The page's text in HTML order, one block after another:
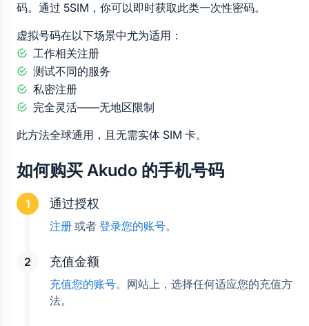
码。通过 5SIM，你可以即时获取此类一次性密码。
虚拟号码在以下场景中尤为适用：
工作相关注册
测试不同的服务
私密注册
完全灵活——无地区限制
此方法全球通用，且无需实体 SIM 卡。
如何购买 Akudo 的手机号码
通过授权
注册 或者 登录您的账号。
充值金额
充值您的账号。 网站上，选择任何适应您的充值方
法。